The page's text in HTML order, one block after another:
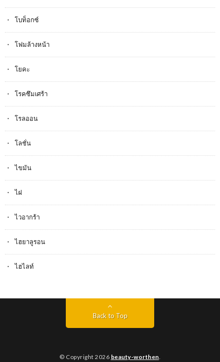
โบท็อกซ์
โฟมล้างหน้า
โยคะ
โรคซึมเศร้า
โรลออน
โลชั่น
ไขมัน
ไฝ
ไวอากร้า
ไฮยาลูรอน
ไฮไลท์
Back to Top
© Copyright 2026 beauty-worthen